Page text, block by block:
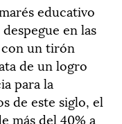
educativo
en las
un tirón
de un logro
para la
de este siglo, el
más del 40% a